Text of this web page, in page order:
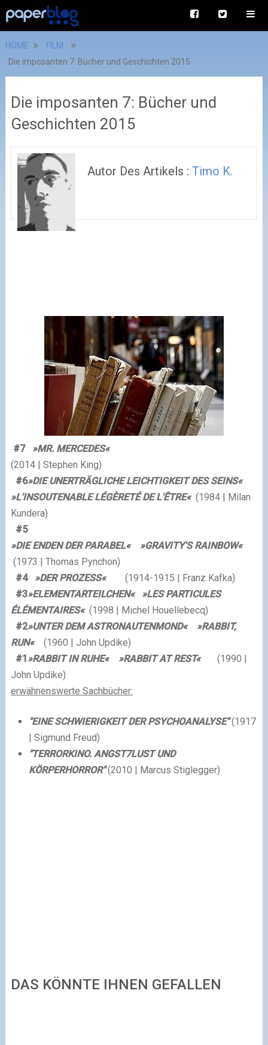
HOME
FILM
Die imposanten 7: Bücher und Geschichten 2015
Die imposanten 7: Bücher und
Geschichten 2015
Autor Des Artikels :Timo K.
#7 »MR. MERCEDES«
(2014 | Stephen King)
#6»DIE UNERTRÄGLICHE LEICHTIGKEIT DES SEINS«
»L'INSOUTENABLE LÉGÈRETÉ DE L'ÊTRE« (1984 | Milan
Kundera)
#5
»DIE ENDEN DER PARABEL«»GRAVITY'S RAINBOW«
(1973 | Thomas Pynchon)
#4»DER PROZESS«
(1914-1915 | Franz Kafka)
#3»ELEMENTARTEILCHEN«»LES PARTICULES
ÉLÉMENTAIRES« (1998 | Michel Houellebecq)
#2»UNTER DEM ASTRONAUTENMOND«»RABBIT,
RUN«
(1960 | John Updike)
#1»RABBIT IN RUHE«»RABBIT AT REST«
(1990 |
John Updike)
erwähnenswerte Sachbücher:
"EINE SCHWIERIGKEIT DER PSYCHOANALYSE"(1917
| Sigmund Freud)
"TERRORKINO. ANGST7LUST UND
KÖRPERHORROR"(2010 | Marcus Stiglegger)
DAS KÖNNTE IHNEN GEFALLEN